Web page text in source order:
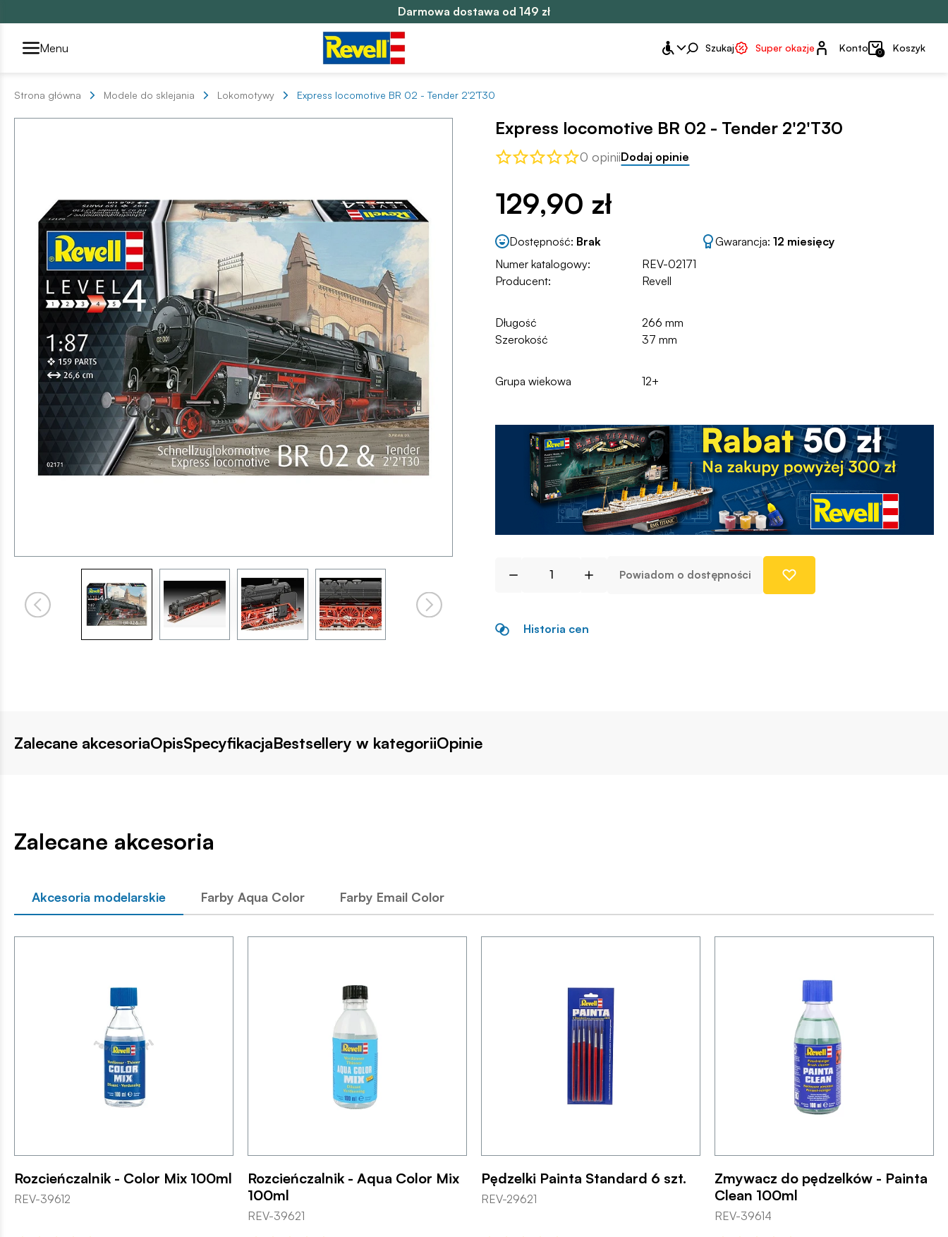
Darmowa dostawa od 149 zł
Przełącznik segmentów2
Menu Szukaj Super okazje Konto
Konto 0 Koszyk
Strona główna Modele do sklejania Lokomotywy Express locomotive BR 02 - Tender 2'2'T30
Express locomotive BR 02 - Tender 2'2'T30
0 opiniiDodaj opinie
129,90 zł
Dostępność: Brak Gwarancja: 12 miesięcy
Numer katalogowy:
REV-02171
Producent:
Revell
Długość
266 mm
Szerokość
37 mm
Grupa wiekowa 12+
Powiadom o dostępności
Historia cen
Zalecane akcesoriaOpisSpecyfikacjaBestsellery w kategoriiOpinie
Zalecane akcesoria
Akcesoria modelarskie Farby Aqua Color Farby Email Color
Rozcieńczalnik - Color Mix 100ml
REV-39612
Rozcieńczalnik - Aqua Color Mix
100ml
REV-39621
Pędzelki Painta Standard 6 szt.
REV-29621
Zmywacz do pędzelków - Painta
Clean 100ml
REV-39614